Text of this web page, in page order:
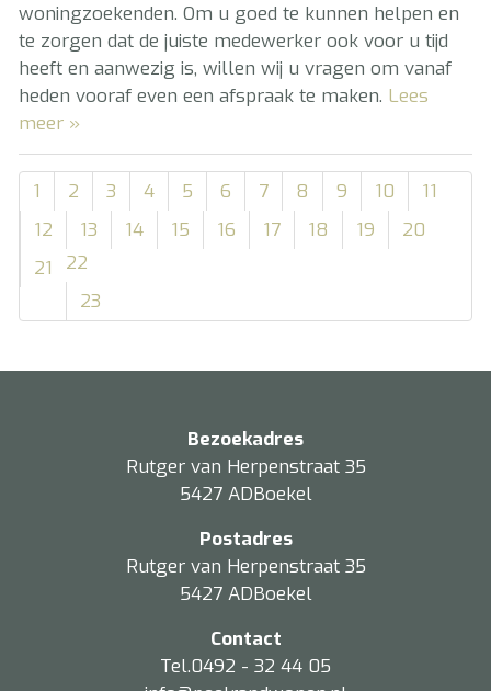
woningzoekenden. Om u goed te kunnen helpen en
te zorgen dat de juiste medewerker ook voor u tijd
heeft en aanwezig is, willen wij u vragen om vanaf
heden vooraf even een afspraak te maken. Lees
meer »
1 2 3 4 5 6 7 8 9 10
11
12
13 14 15 16 17 18 19
20
21
22
23
Bezoekadres
Rutger van Herpenstraat 35
5427 ADBoekel
Postadres
Rutger van Herpenstraat 35
5427 ADBoekel
Contact
Tel.0492 - 32 44 05